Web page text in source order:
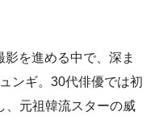
を進める中で、深ま
ンギ。30代俳優では初
、元祖韓流スターの威